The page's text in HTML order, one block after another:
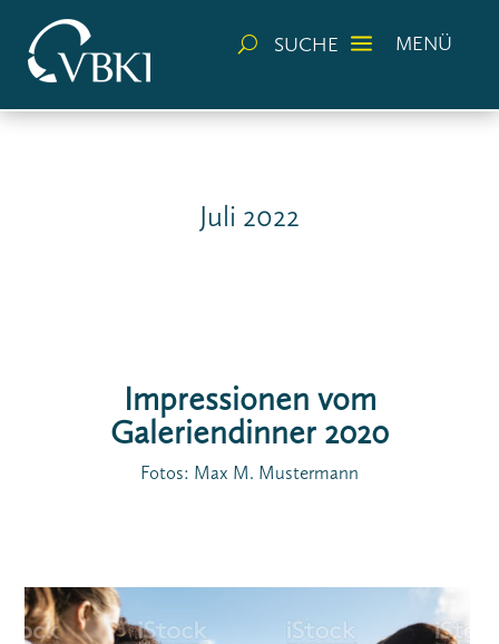
U SUCHE a MENÜ
Juli 2022
Impressionen vom
Galeriendinner 2020
Fotos: Max M. Mustermann